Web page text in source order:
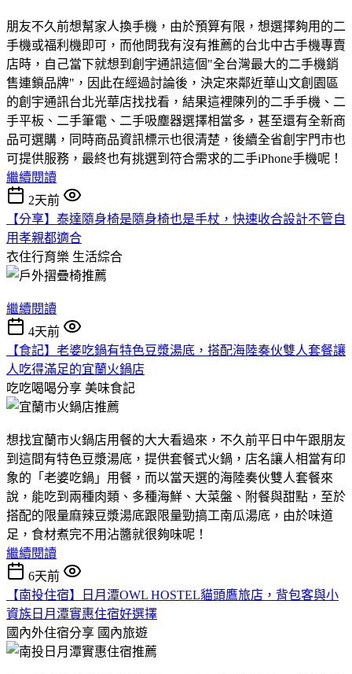
朋友不久前想幫家人換手機，由於預算有限，想選擇夠用的二
手機或福利機即可，而他問我有沒有推薦的台北中古手機專賣
店時，自己當下就想到創宇通訊這個"全台灣最大的二手機銷
售連鎖品牌"，因此在經過討論後，決定來鄰近華山文創園區
的創宇通訊台北光華店找找看，結果這裡陳列的二手手機、二
手平板、二手筆電、二手吸塵器選擇相當多，甚至還有全新商
品可選購，同時商品資訊標示也很清楚，後續全省創宇門市也
可提供服務，最終也有挑選到符合需求的二手iPhone手機呢！
繼續閱讀
2天前
【分享】泰達隨身椅是隨身椅也是手杖，快速收合設計不管自
用孝親都適合
衣住行育樂 生活綜合
繼續閱讀
4天前
【食記】老婆吃鍋有特色豆漿湯底，搭配海陸奏伙雙人套餐讓
人吃得滿足的宜蘭火鍋店
吃吃喝喝分享 美味食記
想找宜蘭市火鍋店用餐的大大看過來，不久前平日中午跟朋友
到這間有特色豆漿湯底，提供套餐式火鍋，店名讓人相當有印
象的「老婆吃鍋」用餐，而以當天選的海陸奏伙雙人套餐來
說，能吃到兩種肉類、多種海鮮、大菜盤、附餐與甜點，至於
搭配的限量麻辣豆漿湯底跟限量勁搞工南瓜湯底，由於味道
足，食材煮完不用沾醬就很夠味呢！
繼續閱讀
6天前
【南投住宿】日月潭OWL HOSTEL貓頭鷹旅店，背包客與小
資族日月潭實惠住宿好選擇
國內外住宿分享 國內旅遊